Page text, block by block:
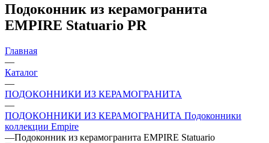
Подоконник из керамогранита
EMPIRE Statuario PR
Главная
—
Каталог
—
ПОДОКОННИКИ ИЗ КЕРАМОГРАНИТА
—
ПОДОКОННИКИ ИЗ КЕРАМОГРАНИТА Подоконники
коллекции Empire
—Подоконник из керамогранита EMPIRE Statuario